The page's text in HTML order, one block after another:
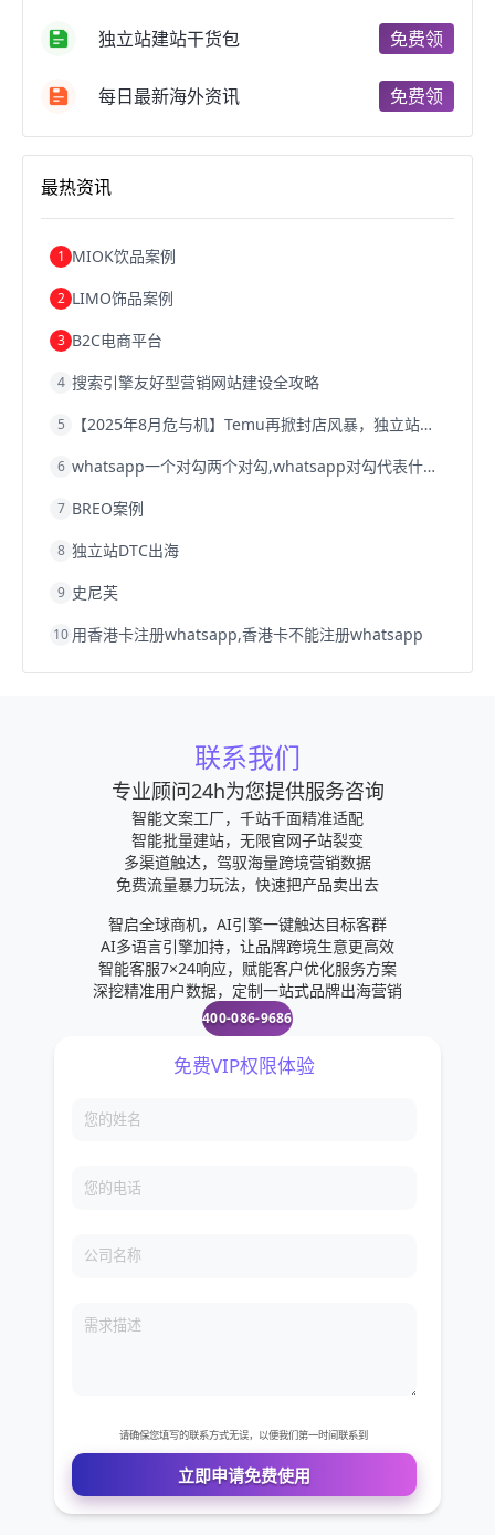
天津跨境电商东南亚跨境电商
跨境电商b2b阿里巴巴跨境电商
跨境电商关税
跨境电商建站
浙江跨境电商宁波跨境电商跨境电商的模式
跨境电商优势跨境电商的优势
独立站建站干货包 免费领
每日最新海外资讯 免费领
最热资讯
1 MIOK饮品案例
2 LIMO饰品案例
3 B2C电商平台
4 搜索引擎友好型营销网站建设全攻略
5 【2025年8月危与机】Temu再掀封店风暴，独立站才是跨境卖家的避险通道
6 whatsapp一个对勾两个对勾,whatsapp对勾代表什么意思
7 BREO案例
8 独立站DTC出海
9 史尼芙
10 用香港卡注册whatsapp,香港卡不能注册whatsapp
联系我们
专业顾问24h为您提供服务咨询
智能文案工厂，千站千面精准适配
智能批量建站，无限官网子站裂变
多渠道触达，驾驭海量跨境营销数据
免费流量暴力玩法，快速把产品卖出去
智启全球商机，AI引擎一键触达目标客群
AI多语言引擎加持，让品牌跨境生意更高效
智能客服7×24响应，赋能客户优化服务方案
深挖精准用户数据，定制一站式品牌出海营销
400-086-9686